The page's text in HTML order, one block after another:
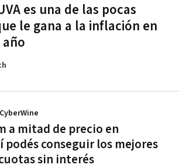
es una de las pocas
le gana a la inflación en
a mitad de precio en
podés conseguir los mejores
sin interés